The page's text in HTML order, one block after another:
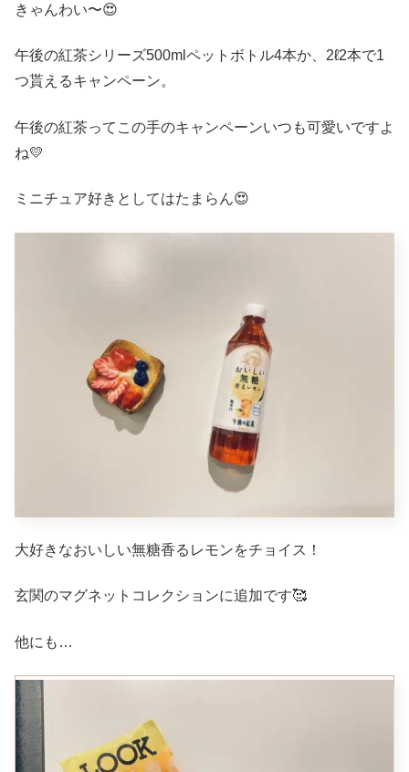
きゃんわい〜😍
午後の紅茶シリーズ500mlペットボトル4本か、2ℓ2本で1
つ貰えるキャンペーン。
午後の紅茶ってこの手のキャンペーンいつも可愛いですよ
ね💛
ミニチュア好きとしてはたまらん😍
大好きなおいしい無糖香るレモンをチョイス！
玄関のマグネットコレクションに追加です🥰
他にも…